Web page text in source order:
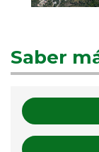
Saber